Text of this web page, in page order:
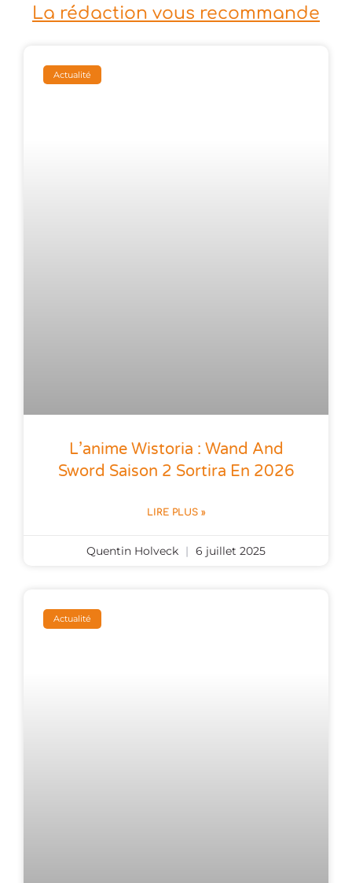
La rédaction vous recommande
Actualité
L’anime Wistoria : Wand And
Sword Saison 2 Sortira En 2026
LIRE PLUS »
Quentin Holveck 6 juillet 2025
Actualité